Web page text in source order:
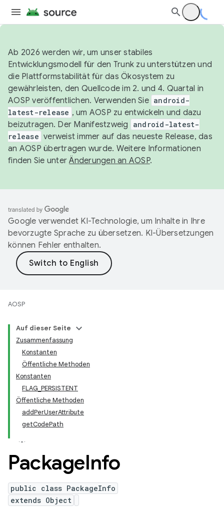
Ab 2026 werden wir, um unser stabiles
Entwicklungsmodell für den Trunk zu unterstützen und
die Plattformstabilität für das Ökosystem zu
gewährleisten, den Quellcode im 2. und 4. Quartal in
AOSP veröffentlichen. Verwenden Sie android-
latest-release , um AOSP zu entwickeln und dazu
beizutragen. Der Manifestzweig
android-latest-
release verweist immer auf das neueste Release, das
an AOSP übertragen wurde. Weitere Informationen
finden Sie unterÄnderungen an AOSP.
Google verwendet KI-Technologie, um Inhalte in Ihre
bevorzugte Sprache zu übersetzen. KI-Übersetzungen
können Fehler enthalten.
AOSP
Auf dieser Seite
Zusammenfassung
Konstanten
Öffentliche Methoden
Konstanten
FLAG_PERSISTENT
Öffentliche Methoden
addPerUserAttribute
getCodePath
PackageInfo
public class PackageInfo
extends Object